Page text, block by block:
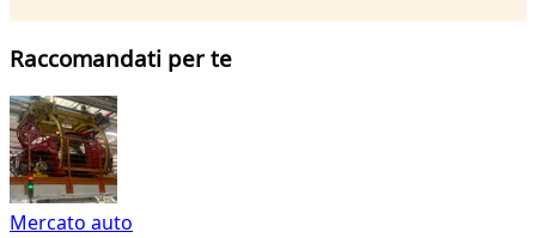
Raccomandati per te
Mercato auto